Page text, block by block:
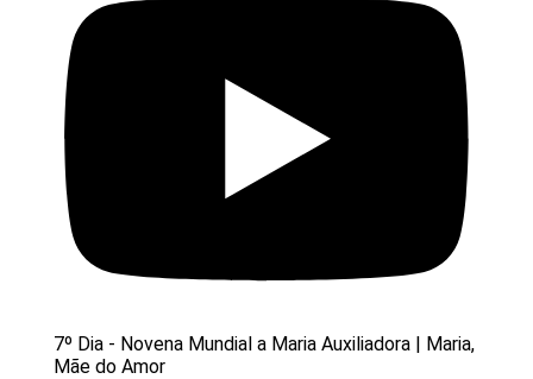
7º Dia - Novena Mundial a Maria Auxiliadora | Maria,
Mãe do Amor